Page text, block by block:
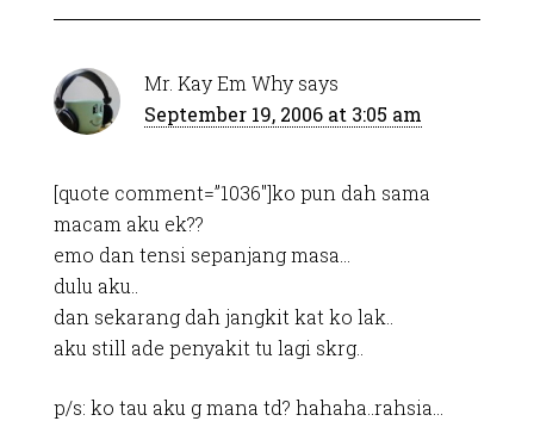
Mr. Kay Em Why says
September 19, 2006 at 3:05 am
[quote comment=”1036″]ko pun dah sama
macam aku ek??
emo dan tensi sepanjang masa…
dulu aku..
dan sekarang dah jangkit kat ko lak..
aku still ade penyakit tu lagi skrg..
p/s: ko tau aku g mana td? hahaha..rahsia…